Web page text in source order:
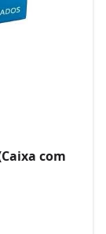
com